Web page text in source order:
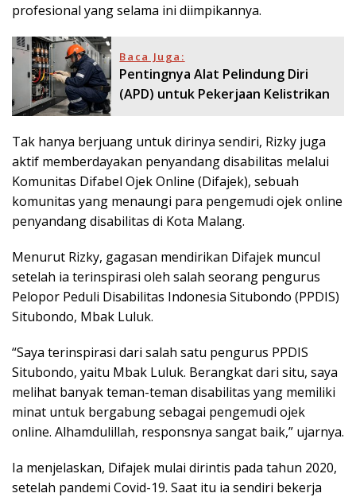
profesional yang selama ini diimpikannya.
Baca Juga:
Pentingnya Alat Pelindung Diri
(APD) untuk Pekerjaan Kelistrikan
Tak hanya berjuang untuk dirinya sendiri, Rizky juga
aktif memberdayakan penyandang disabilitas melalui
Komunitas Difabel Ojek Online (Difajek), sebuah
komunitas yang menaungi para pengemudi ojek online
penyandang disabilitas di Kota Malang.
Menurut Rizky, gagasan mendirikan Difajek muncul
setelah ia terinspirasi oleh salah seorang pengurus
Pelopor Peduli Disabilitas Indonesia Situbondo (PPDIS)
Situbondo, Mbak Luluk.
“Saya terinspirasi dari salah satu pengurus PPDIS
Situbondo, yaitu Mbak Luluk. Berangkat dari situ, saya
melihat banyak teman-teman disabilitas yang memiliki
minat untuk bergabung sebagai pengemudi ojek
online. Alhamdulillah, responsnya sangat baik,” ujarnya.
Ia menjelaskan, Difajek mulai dirintis pada tahun 2020,
setelah pandemi Covid-19. Saat itu ia sendiri bekerja